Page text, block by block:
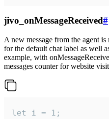
jivo_onMessageReceived#
A new message from the agent
for the default chat label as well
example, with
messages counter for website
let i = 1;